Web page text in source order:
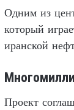
Одним из
который
иранской
Проект